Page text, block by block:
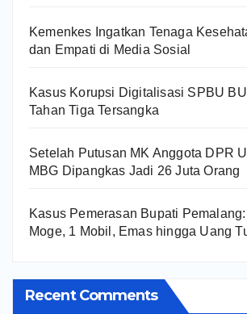
Kemenkes Ingatkan Tenaga
dan Empati di Media Sosial
Kasus Korupsi Digitalisasi SPBU
Tahan Tiga Tersangka
Setelah Putusan MK Anggota DPR
MBG Dipangkas Jadi 26 Juta Orang
Kasus Pemerasan Bupati
Moge, 1 Mobil, Emas hingga Uang
Recent Comments